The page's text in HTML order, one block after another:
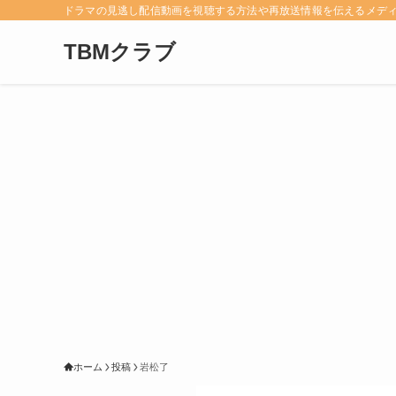
ドラマの見逃し配信動画を視聴する方法や再放送情報を伝えるメデ
TBMクラブ
ホーム 投稿 岩松了